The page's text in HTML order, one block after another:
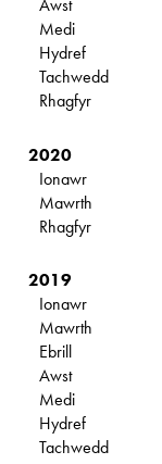
Awst
Medi
Hydref
Tachwedd
Rhagfyr
2020
Ionawr
Mawrth
Rhagfyr
2019
Ionawr
Mawrth
Ebrill
Awst
Medi
Hydref
Tachwedd